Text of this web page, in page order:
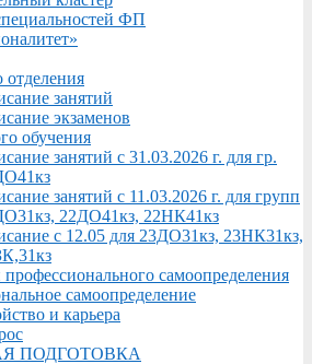
ФП
отделения
занятий
экзаменов
обучения
занятий с 31.03.2026 г. для гр.
занятий с 11.03.2026 г. для групп
22ДО41кз, 22НК41кз
с 12.05 для 23ДО31кз, 23НК31кз,
самоопределения
самоопределение
и карьера
ПОДГОТОВКА